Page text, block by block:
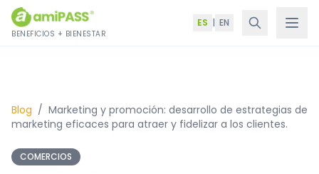
Saltar al contenido
BENEFICIOS + BIENESTAR
ES | EN
Blog / Marketing y promoción: desarrollo de estrategias de
marketing eficaces para atraer y fidelizar a los clientes.
COMERCIOS